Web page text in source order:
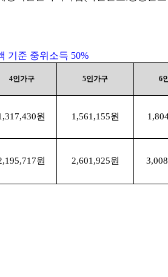
기준 중위소득 50%
4인가구 5인가구 6
원 1,561,155원
원 2,601,925원